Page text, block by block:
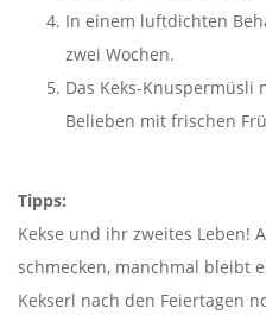
In einem luftdichten
zwei Wochen.
Das Keks-
Belieben mit frischen
Tipps:
Kekse und ihr zweites Leben!
schmecken, manchmal bleibt
Kekserl nach den Feiertagen